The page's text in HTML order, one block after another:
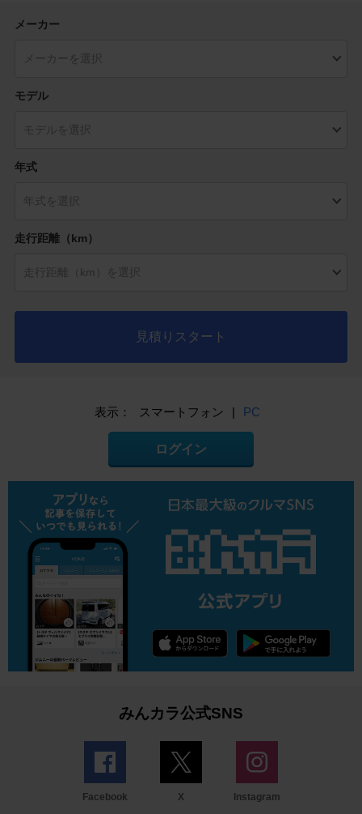
メーカー
モデル
年式
走行距離（km）
見積りスタート
表示： スマートフォン | PC
ログイン
みんカラ公式SNS
Facebook X Instagram